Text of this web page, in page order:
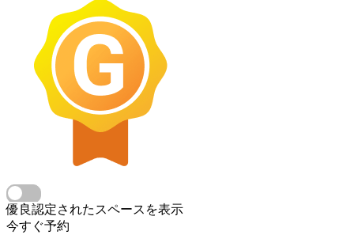
優良認定されたスペースを表示
今すぐ予約